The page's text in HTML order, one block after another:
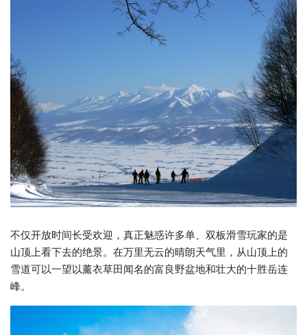
不仅开放时间长受欢迎，真正魅惑许多单、双板滑雪玩家的是
山顶上看下去的绝景。在万里无云的晴朗天气里，从山顶上的
雪道可以一望以薰衣草田闻名的富良野盆地和壮大的十胜岳连
峰。